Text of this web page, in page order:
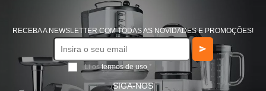
RECEBA A NEWSLETTER COM TODAS AS NOVIDADES E PROMOÇÕES!
Li ostermos de uso *
SIGA-NOS